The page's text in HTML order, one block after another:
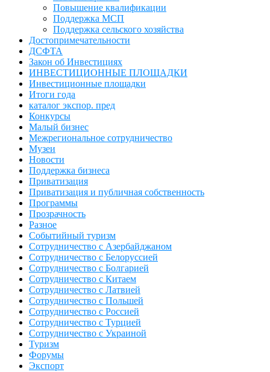
Повышение квалификации
Поддержка МСП
Поддержка сельского хозяйства
Достопримечательности
ДСФТА
Закон об Инвестициях
ИНВЕСТИЦИОННЫЕ ПЛОЩАДКИ
Инвестиционные площадки
Итоги года
каталог экспор. пред
Конкурсы
Малый бизнес
Межрегиональное сотрудничество
Музеи
Новости
Поддержка бизнеса
Приватизация
Приватизация и публичная собственность
Программы
Прозрачность
Разное
Событийный туризм
Сотрудничество с Азербайджаном
Сотрудничество с Белоруссией
Сотрудничество с Болгарией
Сотрудничество с Китаем
Сотрудничество с Латвией
Сотрудничество с Польшей
Сотрудничество с Россией
Сотрудничество с Турцией
Сотрудничество с Украиной
Туризм
Форумы
Экспорт